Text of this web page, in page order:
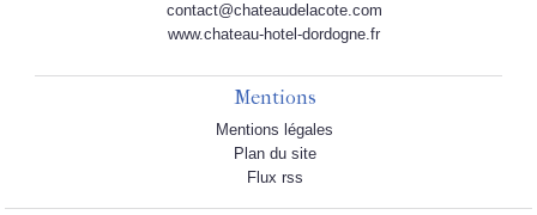
contact@chateaudelacote.com
www.chateau-hotel-dordogne.fr
Mentions
Mentions légales
Plan du site
Flux rss